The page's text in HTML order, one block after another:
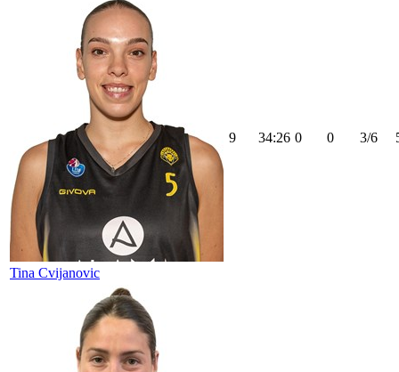
Tina Cvijanovic
9 34:26 0 0 3/6